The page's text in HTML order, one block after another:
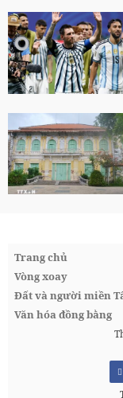
Trang chủ
Vòng xoay
Đất và người miền
Văn hóa đồng bằng